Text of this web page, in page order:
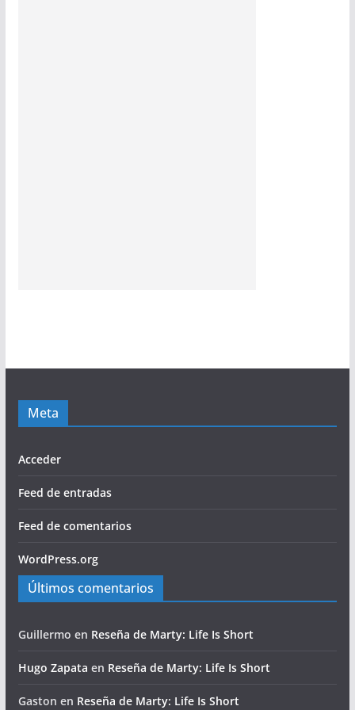
Meta
Acceder
Feed de entradas
Feed de comentarios
WordPress.org
Últimos comentarios
Guillermo en Reseña de Marty: Life Is Short
Hugo Zapata en Reseña de Marty: Life Is Short
Gaston en Reseña de Marty: Life Is Short